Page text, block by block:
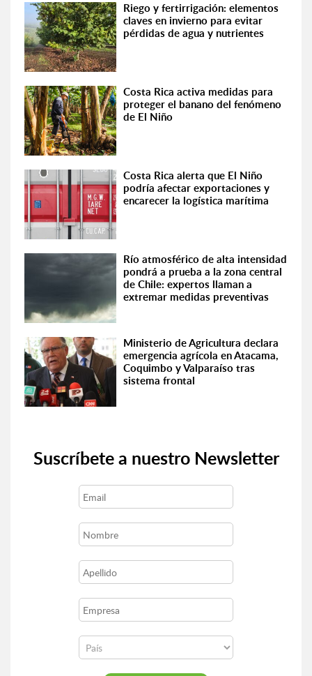
Riego y fertirrigación: elementos
claves en invierno para evitar
pérdidas de agua y nutrientes
Costa Rica activa medidas para
proteger el banano del fenómeno
de El Niño
Costa Rica alerta que El Niño
podría afectar exportaciones y
encarecer la logística marítima
Río atmosférico de alta intensidad
pondrá a prueba a la zona central
de Chile: expertos llaman a
extremar medidas preventivas
Ministerio de Agricultura declara
emergencia agrícola en Atacama,
Coquimbo y Valparaíso tras
sistema frontal
Suscríbete a nuestro Newsletter